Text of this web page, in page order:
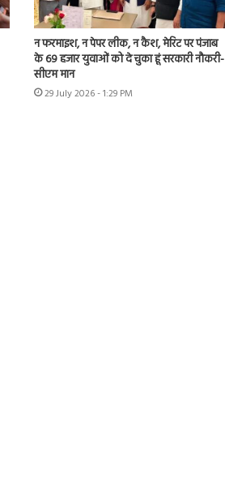
न फरमाइश, न पेपर लीक, न कैश, मेरिट पर पंजाब
के 69 हजार युवाओं को दे चुका हूं सरकारी नौकरी-
सीएम मान
29 July 2026 - 1:29 PM